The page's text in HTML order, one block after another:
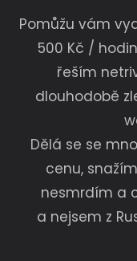
Pomůžu vám
500 Kč /
řeším
dlouhodobě
Dělá se se
cenu,
nesmrdím a
a nejsem z